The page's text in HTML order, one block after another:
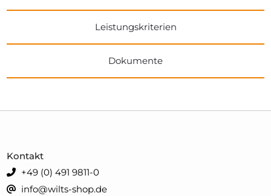
Leistungskriterien
Dokumente
Kontakt
+49 (0) 491 9811-0
info@wilts-shop.de